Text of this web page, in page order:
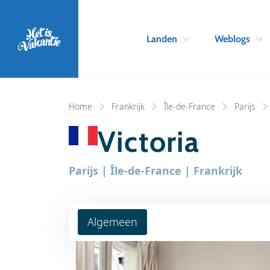
Landen Weblogs
Home Frankrijk Île-de-France Parijs
Victoria
Parijs | Île-de-France | Frankrijk
Algemeen